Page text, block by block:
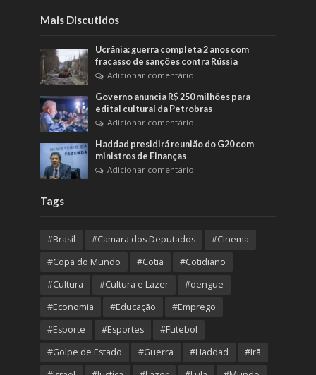
Mais Discutidos
Ucrânia: guerra completa 2 anos com
fracasso de sanções contra Rússia
Adicionar comentário
Governo anuncia R$ 250 milhões para
edital cultural da Petrobras
Adicionar comentário
Haddad presidirá reunião do G20 com
ministros de Finanças
Adicionar comentário
Tags
#Brasil #Camara dos Deputados
#Cinema
#Copa do Mundo
#Cotia
#Cotidiano
#Cultura
#Cultura e Lazer
#dengue
#Economia
#Educação
#Emprego
#Esporte
#Esportes
#Futebol
#Golpe de Estado
#Guerra #Haddad
#Irã